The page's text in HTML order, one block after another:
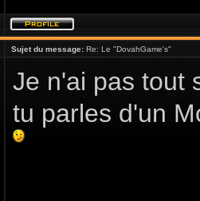
Sujet du message: Re: Le "DovahGame's"
Je n'ai pas tout
tu parles d'un